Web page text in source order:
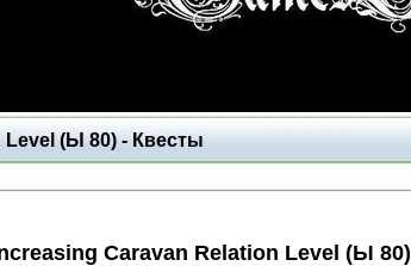
Level (Ы 80) - Квесты
Caravan Relation Level (Ы 80)